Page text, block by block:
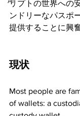
リプトの世界への
ンドリーなパスポ
提供することに興
現状
Most people are
of wallets: a